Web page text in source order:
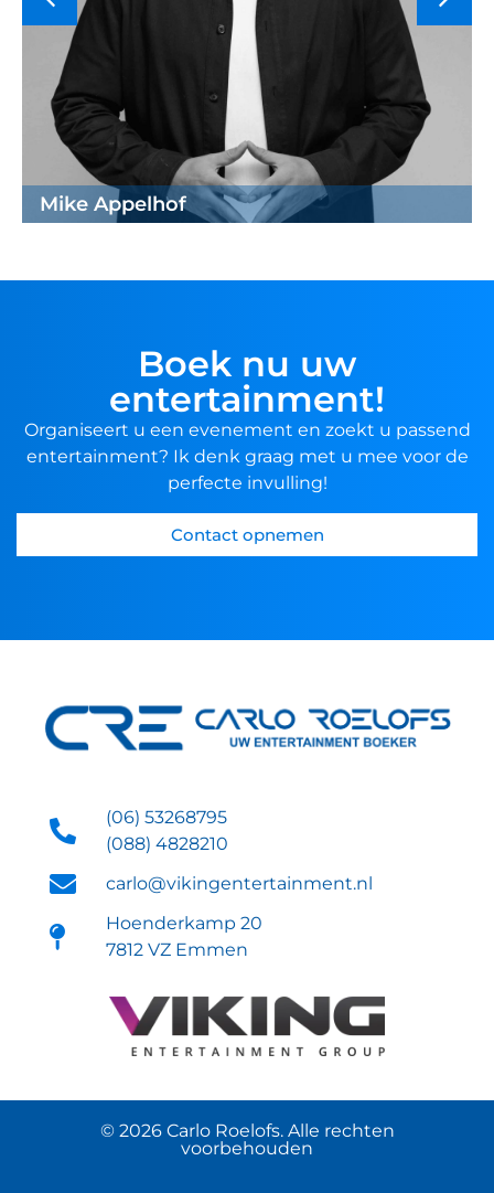
Mike Appelhof
Boek nu uw
entertainment!
Organiseert u een evenement en zoekt u passend
entertainment? Ik denk graag met u mee voor de
perfecte invulling!
Contact opnemen
(06) 53268795
(088) 4828210
carlo@vikingentertainment.nl
Hoenderkamp 20
7812 VZ Emmen
© 2026 Carlo Roelofs. Alle rechten
voorbehouden